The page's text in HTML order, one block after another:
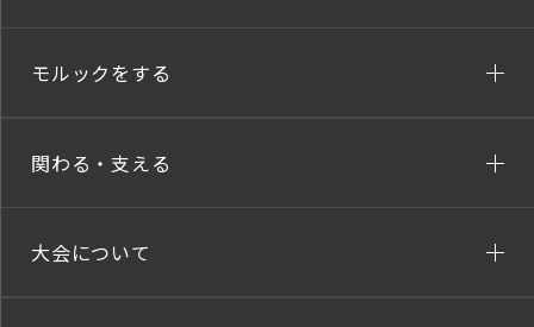
モルックをする
関わる・支える
大会について